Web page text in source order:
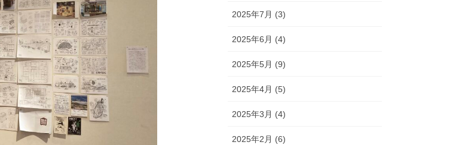
2025年7月 (3)
2025年6月 (4)
2025年5月 (9)
2025年4月 (5)
2025年3月 (4)
2025年2月 (6)